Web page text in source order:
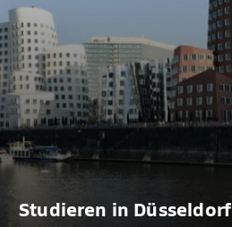
Studieren in Düsseldorf